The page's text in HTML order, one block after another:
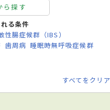
ら探す
る条件
性腸症候群（IBS）
歯周病 睡眠時無呼吸症候群
すべてをクリア